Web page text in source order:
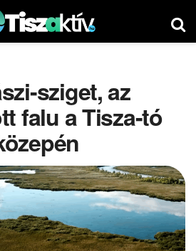
sziget, az
falu a Tisza-tó